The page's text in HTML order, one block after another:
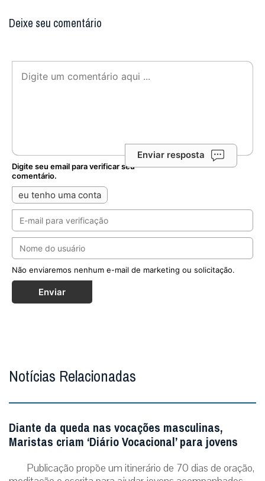
Deixe seu comentário
Enviar resposta
Digite seu email para verificar seu
comentário.
eu tenho uma conta
Não enviaremos nenhum e-mail de marketing ou solicitação.
Enviar
Notícias Relacionadas
Diante da queda nas vocações masculinas,
Maristas criam ‘Diário Vocacional’ para jovens
Publicação propõe um itinerário de 70 dias de oração,